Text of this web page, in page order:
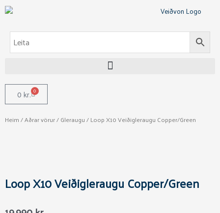
Skip
to
0kr. 0
Cart
Heim/Aðrar vörur/Gleraugu/ Loop X10 Veiðigleraugu Copper/Green
Loop X10 Veiðigleraugu Copper/Green